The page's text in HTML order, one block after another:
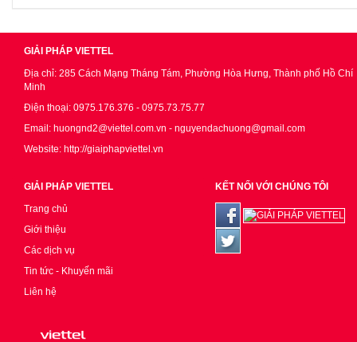
GIẢI PHÁP VIETTEL
Địa chỉ: 285 Cách Mạng Tháng Tám, Phường Hòa Hưng, Thành phố Hồ Chí
Minh
Điện thoại: 0975.176.376 - 0975.73.75.77
Email: huongnd2@viettel.com.vn - nguyendachuong@gmail.com
Website: http://giaiphapviettel.vn
GIẢI PHÁP VIETTEL
Trang chủ
Giới thiệu
Các dịch vụ
Tin tức - Khuyến mãi
Liên hệ
KẾT NỐI VỚI CHÚNG TÔI